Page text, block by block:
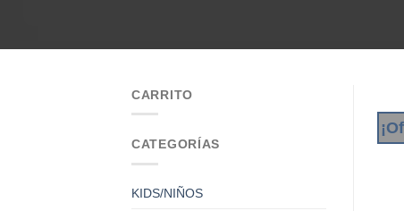
CARRITO
CATEGORÍAS
KIDS/NIÑOS